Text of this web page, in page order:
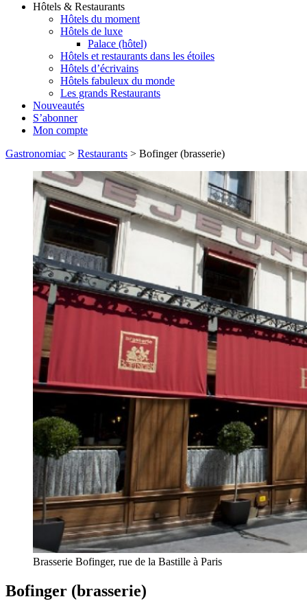
Hôtels & Restaurants
Hôtels du moment
Hôtels de luxe
Palace (hôtel)
Hôtels et restaurants dans les étoiles
Hôtels d’écrivains
Hôtels fabuleux du monde
Les grands Restaurants
Nouveautés
S’abonner
Mon compte
Gastronomiac > Restaurants > Bofinger (brasserie)
Brasserie Bofinger, rue de la Bastille à Paris
Bofinger (brasserie)